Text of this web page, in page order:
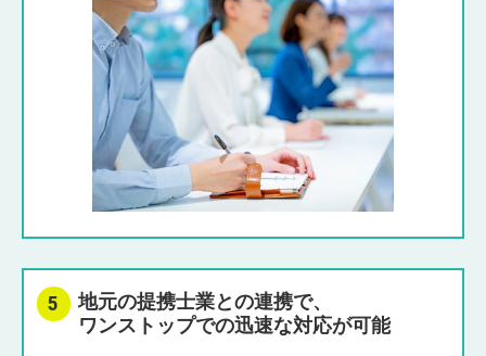
地元の提携士業との連携で、
ワンストップでの迅速な対応が可能